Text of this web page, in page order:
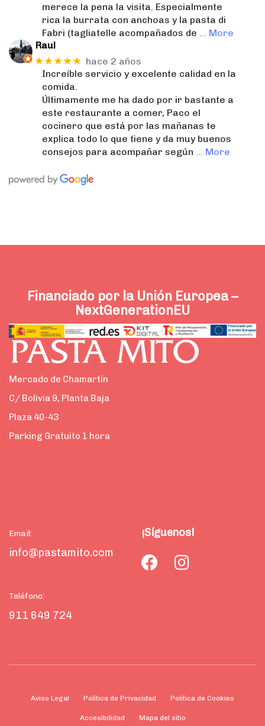
merece la pena la visita. Especialmente
rica la burrata con anchoas y la pasta di
Fabri (tagliatelle acompañados de … More
Raul
★★★★★ hace 2 años
Increíble servicio y excelente calidad en la
comida.
Últimamente me ha dado por ir bastante a
este restaurante a comer, Paco el
cocinero que está por las mañanas te
explica todo lo que tiene y da muy buenos
consejos para acompañar según … More
Financiado por la Unión Europea –
NextGenerationEU
Mercado de Chamartín
C/ Bolivia 9, Planta Baja
Plaza 40-43
Parking Gratuito 1 hora
Email:
info@pastamito.com
Teléfono:
911 649 724
¡Síguenos!
Aviso Legal Política de Privacidad Política de Cookies
Accesibilidad Mapa del sitio